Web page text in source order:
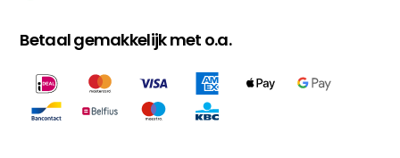
Betaal gemakkelijk met o.a.